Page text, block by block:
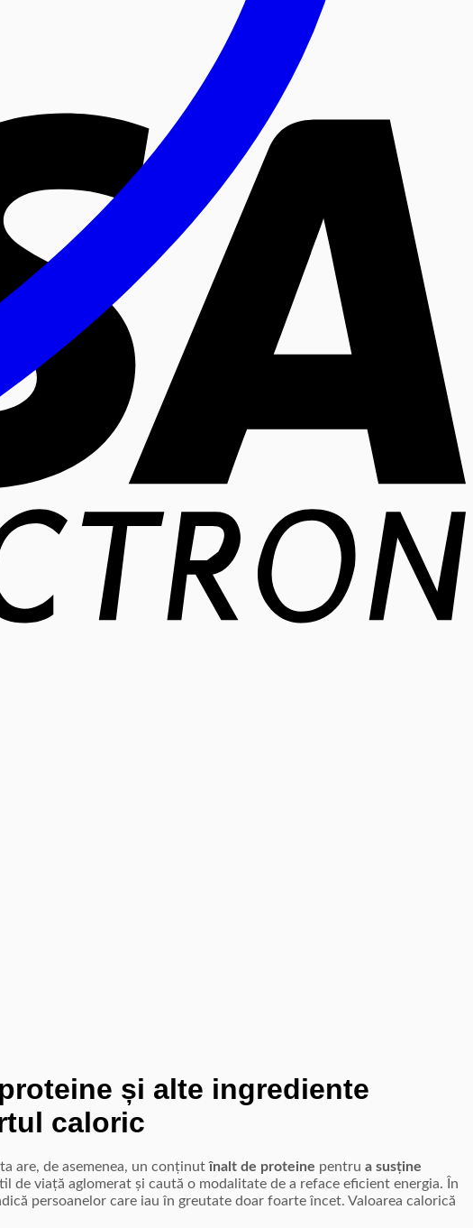
și alte ingrediente
caloric
are, de asemenea, un conținutînalt de proteine pentru a susține
de viață aglomerat și caută o modalitate de a reface eficient energia. În
persoanelor care iau în greutate doar foarte încet. Valoarea calorică